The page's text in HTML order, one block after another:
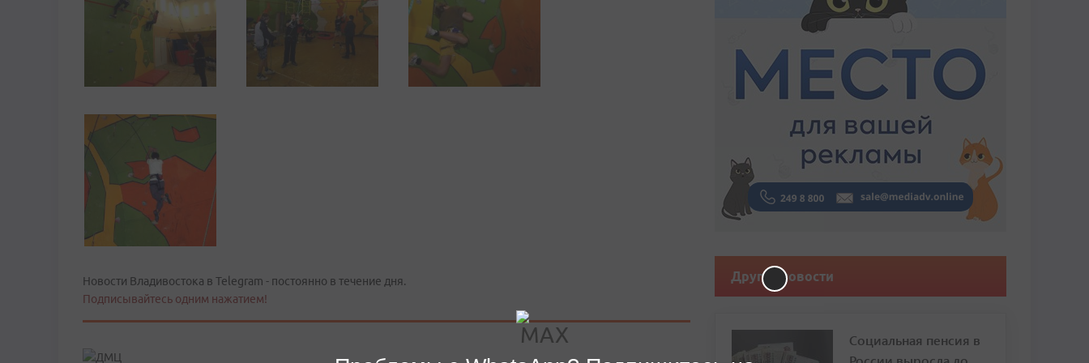
Новости Владивостока в Telegram - постоянно в течение дня.
Подписывайтесь одним нажатием!
Другие новости
Социальная пенсия в